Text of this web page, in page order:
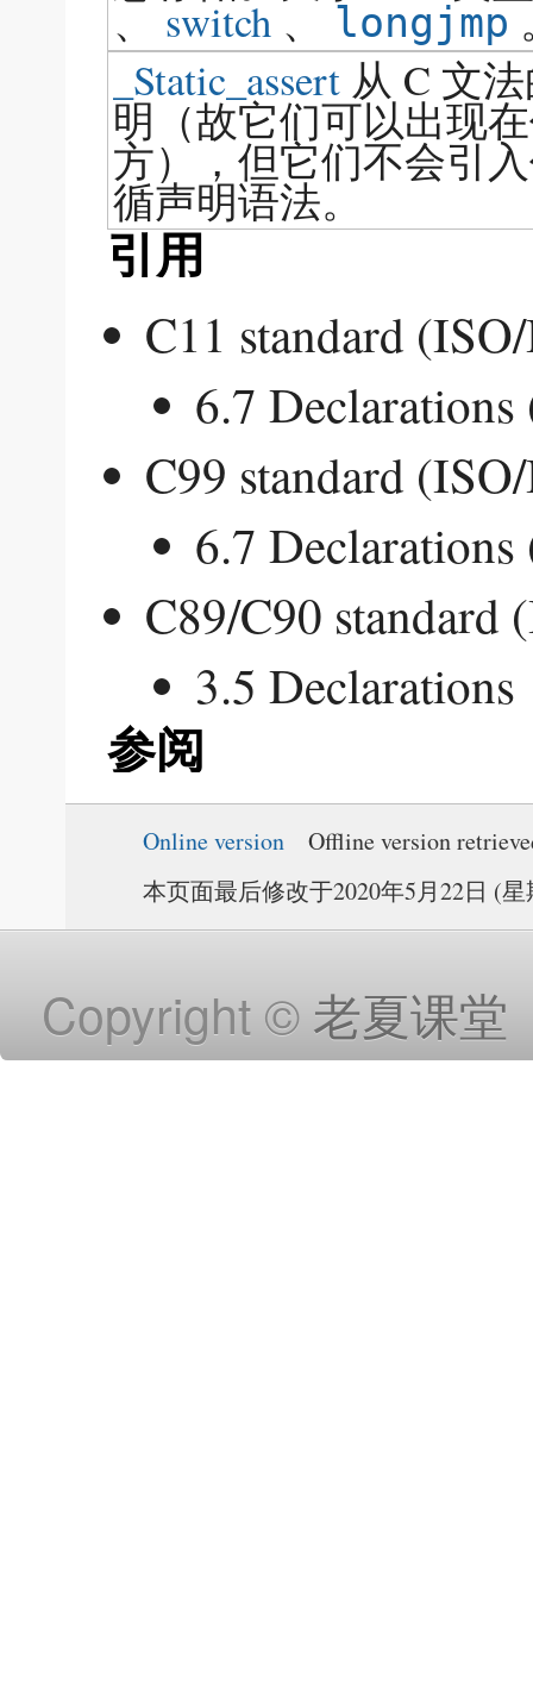
、switch 、 longjmp
_Static_assert 从 C 文
明（故它们可以出现
方），但它们不会引
循声明语法。
引用
C11 standard
6.7
C99 standard
6.7
C89/C90 standard
3.5 Declarations
参阅
Online version
Offline version
本页面最后修改于2020年5月22日 (
Copyright ©老夏课堂